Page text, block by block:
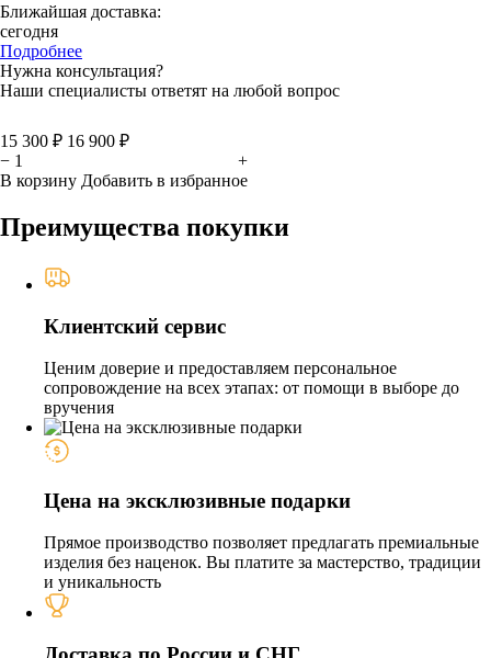
Ближайшая доставка:
сегодня
Подробнее
Нужна консультация?
Наши специалисты ответят на любой вопрос
15 300 ₽ 16 900 ₽
−
+
В корзину Добавить в избранное
Преимущества покупки
Клиентский сервис
Ценим доверие и предоставляем персональное
сопровождение на всех этапах: от помощи в выборе до
вручения
Цена на эксклюзивные подарки
Прямое производство позволяет предлагать премиальные
изделия без наценок. Вы платите за мастерство, традиции
и уникальность